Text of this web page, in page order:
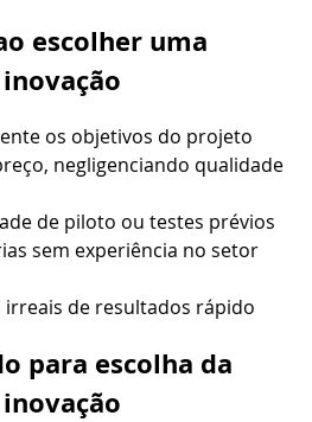
escolher uma
os objetivos do projeto
negligenciando qualidade
de piloto ou testes prévios
sem experiência no setor
de resultados rápido
para escolha da